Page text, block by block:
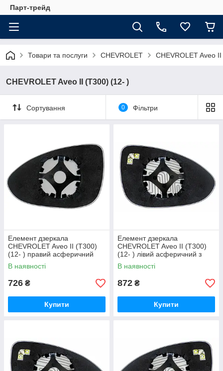
Парт-трейд
Товари та послуги CHEVROLET CHEVROLET Aveo
CHEVROLET Aveo II (T300) (12- )
Сортування 0 Фільтри
Елемент дзеркала
CHEVROLET Aveo II (T300)
(12- ) правий асферичний
В наявності
726 ₴
Купити
Елемент дзеркала
CHEVROLET Aveo II (T300)
(12- ) лівий асферичний з
обігрівом
В наявності
872 ₴
Купити